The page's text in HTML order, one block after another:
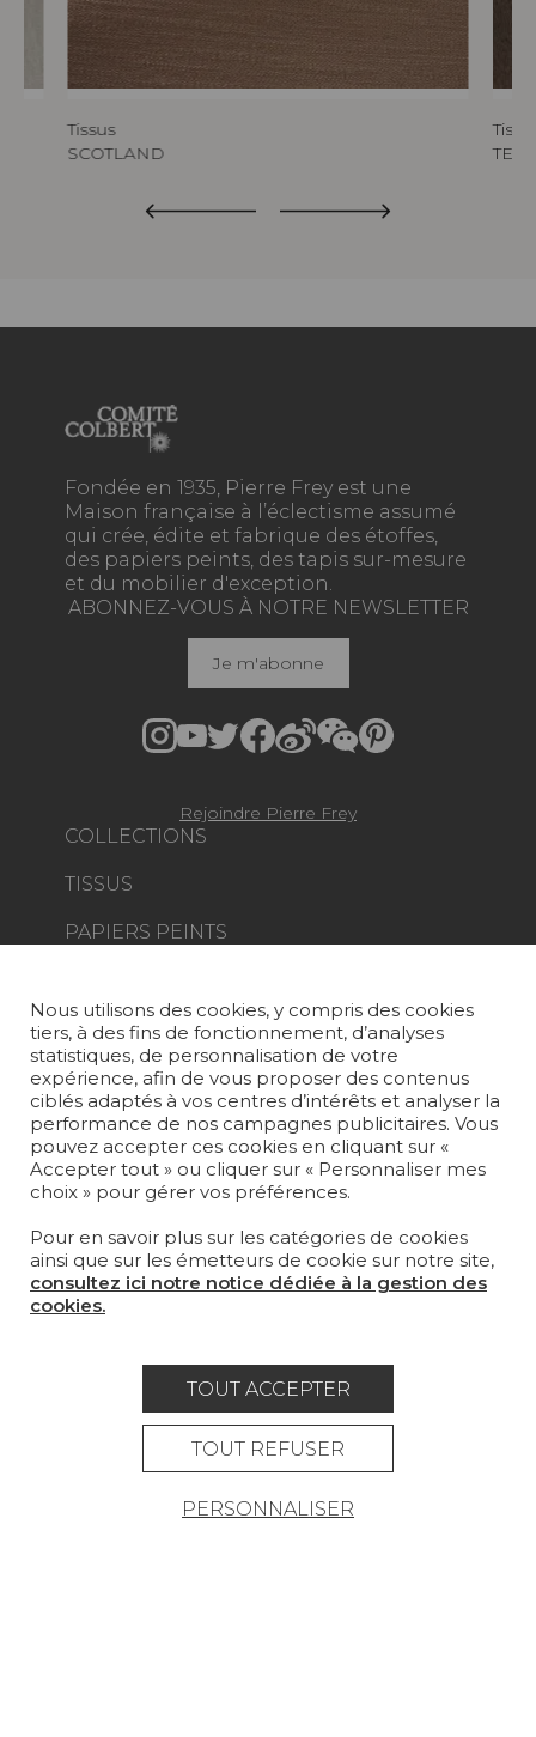
Tissus
SCOTLAND
Fondée en 1935, Pierre Frey est une
Maison française à l’éclectisme assumé
qui crée, édite et fabrique des étoffes,
des papiers peints, des tapis sur-mesure
et du mobilier d'exception.
COLLECTIONS
TISSUS
PAPIERS PEINTS
MOBILIER
PROJETS
SUR-MESURE
MAGAZINE
LA MAISON
OÙ NOUS TROUVER ?
ABONNEZ-VOUS À NOTRE NEWSLETTER
Je m'abonne
Rejoindre Pierre Frey
Carrière Contact
Lexique
Mentions légales
données
Nous utilisons des cookies, y compris des cookies
tiers, à des fins de fonctionnement, d’analyses
statistiques, de personnalisation de votre
expérience, afin de vous proposer des contenus
ciblés adaptés à vos centres d’intérêts et analyser la
performance de nos campagnes publicitaires. Vous
pouvez accepter ces cookies en cliquant sur «
Accepter tout » ou cliquer sur « Personnaliser mes
choix » pour gérer vos préférences.
Pour en savoir plus sur les catégories de cookies
ainsi que sur les émetteurs de cookie sur notre site,
consultez ici notre notice dédiée à la gestion des
cookies.
TOUT ACCEPTER
TOUT REFUSER
PERSONNALISER